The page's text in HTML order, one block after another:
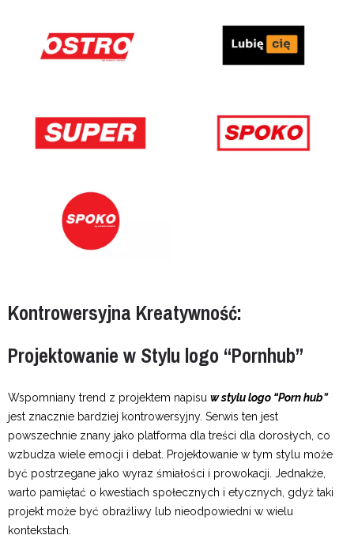
Kontrowersyjna Kreatywność:
Projektowanie w Stylu logo “Pornhub”
Wspomniany trend z projektem napisu w stylu logo “Porn hub”
jest znacznie bardziej kontrowersyjny. Serwis ten jest
powszechnie znany jako platforma dla treści dla dorosłych, co
wzbudza wiele emocji i debat. Projektowanie w tym stylu może
być postrzegane jako wyraz śmiałości i prowokacji. Jednakże,
warto pamiętać o kwestiach społecznych i etycznych, gdyż taki
projekt może być obraźliwy lub nieodpowiedni w wielu
kontekstach.